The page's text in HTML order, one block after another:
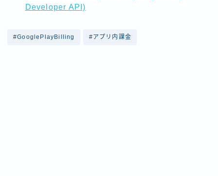
Developer API)
#GooglePlayBilling #アプリ内課金